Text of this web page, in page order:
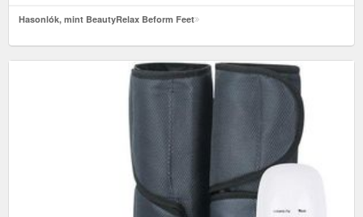
Hasonlók, mint BeautyRelax Beform Feet